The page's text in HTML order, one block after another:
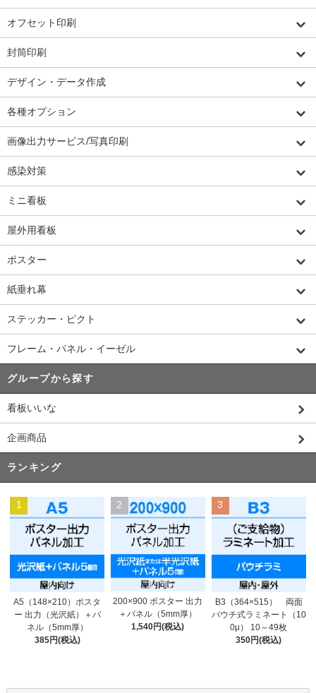
オフセット印刷
封筒印刷
デザイン・データ作成
各種オプション
画像出力サービス/写真印刷
感染対策
ミニ看板
屋外用看板
ポスター
紙垂れ幕
ステッカー・ピクト
フレーム・パネル・イーゼル
グループから探す
看板いいな
企画商品
ランキング
1
A5（148×210）ポスタ
ー 出力（光沢紙）＋パ
ネル（5mm厚）
385円(税込)
2
200×900 ポスター 出力
＋パネル（5mm厚）
1,540円(税込)
3
B3（364×515） 両面
パウチ式ラミネート（10
0μ） 10～49枚
350円(税込)